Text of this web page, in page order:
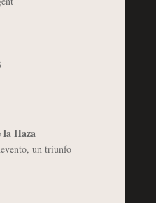
la Haza
un triunfo